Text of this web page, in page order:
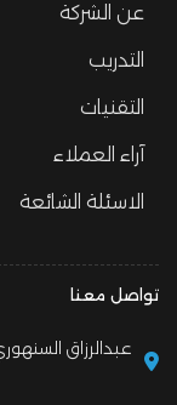
عن الشركة
التدريب
التقنيات
آراء العملاء
الاسئلة الشائعة
تواصل معنا